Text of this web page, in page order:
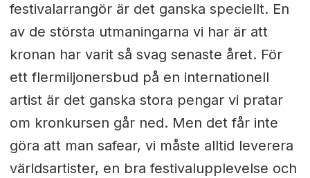
festivalarrangör är det ganska speciellt. En
av de största utmaningarna vi har är att
kronan har varit så svag senaste året. För
ett flermiljonersbud på en internationell
artist är det ganska stora pengar vi pratar
om kronkursen går ned. Men det får inte
göra att man safear, vi måste alltid leverera
världsartister, en bra festivalupplevelse och